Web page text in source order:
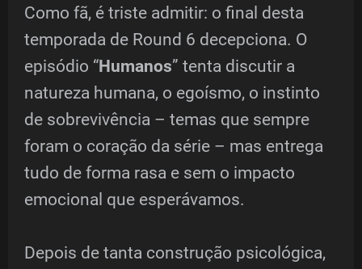
Como fã, é triste admitir: o final desta
temporada de Round 6 decepciona. O
episódio “Humanos” tenta discutir a
natureza humana, o egoísmo, o instinto
de sobrevivência – temas que sempre
foram o coração da série – mas entrega
tudo de forma rasa e sem o impacto
emocional que esperávamos.
Depois de tanta construção psicológica,